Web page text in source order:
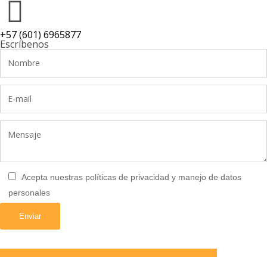
+57 (601) 6965877
Escríbenos
Acepta nuestras políticas de privacidad y manejo de datos
personales